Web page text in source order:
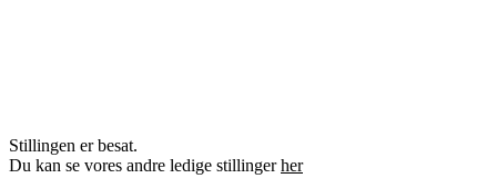
Stillingen er besat.
Du kan se vores andre ledige stillingerher